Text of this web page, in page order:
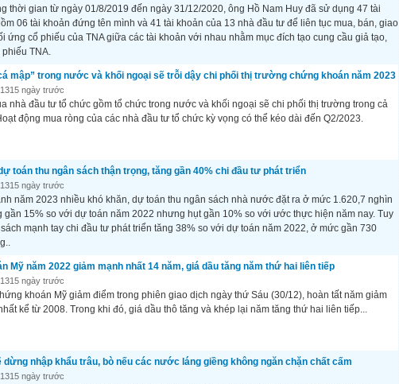
thời gian từ ngày 01/8/2019 đến ngày 31/12/2020, ông Hồ Nam Huy đã sử dụng 47 tài
06 tài khoản đứng tên mình và 41 tài khoản của 13 nhà đầu tư để liên tục mua, bán, giao
ứng cổ phiếu của TNA giữa các tài khoản với nhau nhằm mục đích tạo cung cầu giả tạo,
TNA.
mập” trong nước và khối ngoại sẽ trỗi dậy chi phối thị trường chứng khoán năm 2023
ngày trước
nhà đầu tư tổ chức gồm tổ chức trong nước và khối ngoại sẽ chi phối thị trường trong cả
động mua ròng của các nhà đầu tư tổ chức kỳ vọng có thể kéo dài đến Q2/2023.
toán thu ngân sách thận trọng, tăng gần 40% chi đầu tư phát triển
ngày trước
năm 2023 nhiều khó khăn, dự toán thu ngân sách nhà nước đặt ra ở mức 1.620,7 nghìn
gần 15% so với dự toán năm 2022 nhưng hụt gần 10% so với ước thực hiện năm nay. Tuy
mạnh tay chi đầu tư phát triển tăng 38% so với dự toán năm 2022, ở mức gần 730
Mỹ năm 2022 giảm mạnh nhất 14 năm, giá dầu tăng năm thứ hai liên tiếp
ngày trước
khoán Mỹ giảm điểm trong phiên giao dịch ngày thứ Sáu (30/12), hoàn tất năm giảm
kể từ 2008. Trong khi đó, giá dầu thô tăng và khép lại năm tăng thứ hai liên tiếp...
dừng nhập khẩu trâu, bò nếu các nước láng giềng không ngăn chặn chất cấm
ngày trước